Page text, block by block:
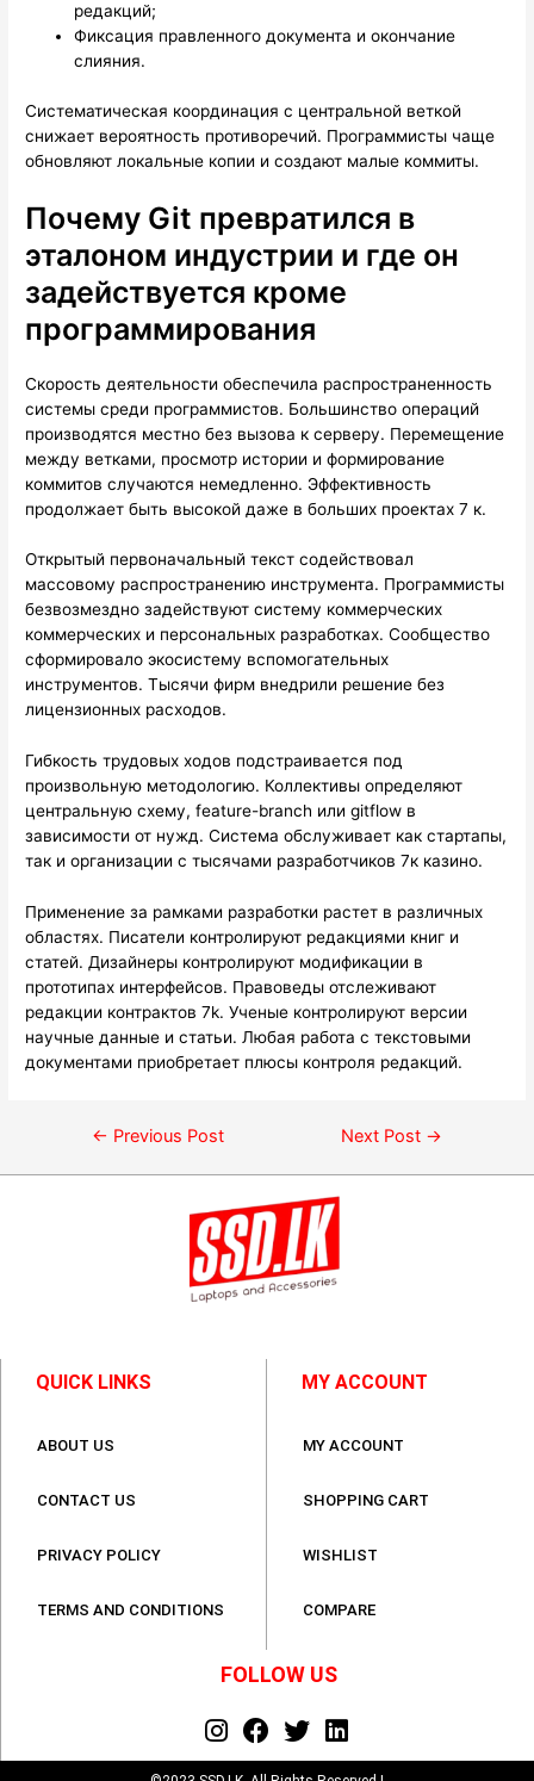
редакций;
Фиксация правленного документа и окончание
слияния.
Систематическая координация с центральной веткой
снижает вероятность противоречий. Программисты чаще
обновляют локальные копии и создают малые коммиты.
Почему Git превратился в
эталоном индустрии и где он
задействуется кроме
программирования
Скорость деятельности обеспечила распространенность
системы среди программистов. Большинство операций
производятся местно без вызова к серверу. Перемещение
между ветками, просмотр истории и формирование
коммитов случаются немедленно. Эффективность
продолжает быть высокой даже в больших проектах 7 к.
Открытый первоначальный текст содействовал
массовому распространению инструмента. Программисты
безвозмездно задействуют систему коммерческих
коммерческих и персональных разработках. Сообщество
сформировало экосистему вспомогательных
инструментов. Тысячи фирм внедрили решение без
лицензионных расходов.
Гибкость трудовых ходов подстраивается под
произвольную методологию. Коллективы определяют
центральную схему, feature-branch или gitflow в
зависимости от нужд. Система обслуживает как стартапы,
так и организации с тысячами разработчиков 7к казино.
Применение за рамками разработки растет в различных
областях. Писатели контролируют редакциями книг и
статей. Дизайнеры контролируют модификации в
прототипах интерфейсов. Правоведы отслеживают
редакции контрактов 7k. Ученые контролируют версии
научные данные и статьи. Любая работа с текстовыми
документами приобретает плюсы контроля редакций.
← Previous Post Next Post →
QUICK LINKS
ABOUT US
CONTACT US
PRIVACY POLICY
TERMS AND CONDITIONS
MY ACCOUNT
MY ACCOUNT
SHOPPING CART
WISHLIST
COMPARE
FOLLOW US